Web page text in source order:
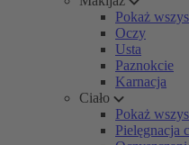
Pokaż
Oczy
Usta
Paznokcie
Karnacja
Ciało
Pokaż
Pielęgnacja